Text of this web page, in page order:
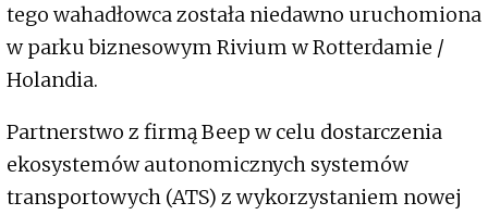
tego wahadłowca została niedawno uruchomiona
w parku biznesowym Rivium w Rotterdamie /
Holandia.
Partnerstwo z firmą Beep w celu dostarczenia
ekosystemów autonomicznych systemów
transportowych (ATS) z wykorzystaniem nowej